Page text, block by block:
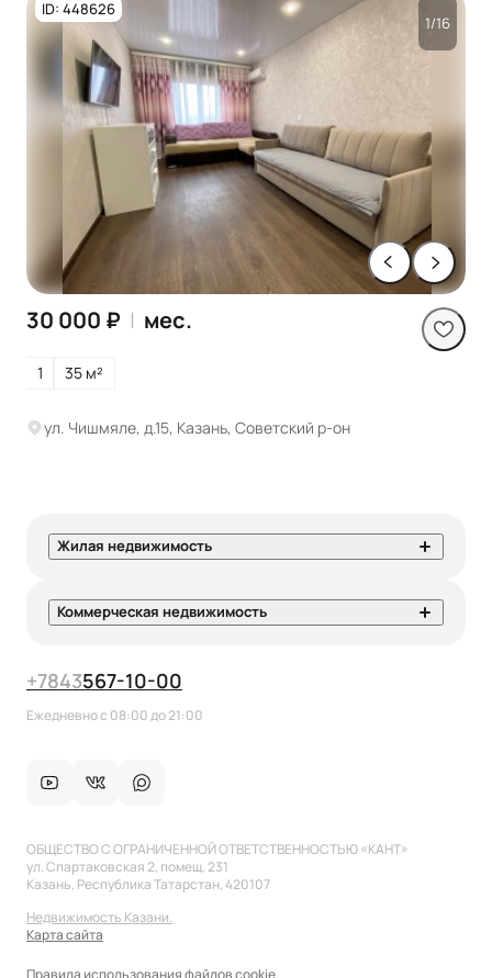
ID: 448626
1/16
30 000 ₽ | мес.
1 35 м²
ул. Чишмяле, д.15, Казань, Советский р-он
Жилая недвижимость
Коммерческая недвижимость
+7843567-10-00
Ежедневно с 08:00 до 21:00
ОБЩЕСТВО С ОГРАНИЧЕННОЙ ОТВЕТСТВЕННОСТЬЮ «КАНТ»
ул. Спартаковская 2, помещ. 231
Казань, Республика Татарстан, 420107
Недвижимость Казани.
Карта сайта